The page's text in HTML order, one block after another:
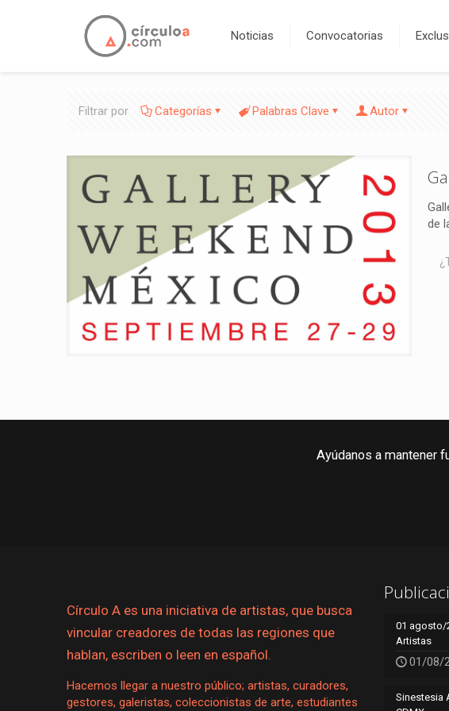
Noticias Convocatorias
Filtrar por Categorías Palabras Clave Autor
de
Ayúdanos a mantener
Círculo A es una iniciativa de artistas, que busca
vincular creadores de todas las regiones que
hablan, escriben o leen en español.
Hacemos llegar a nuestro público; artistas, curadores,
gestores, galeristas, coleccionistas de arte, estudiantes
01 agosto/
Artistas
01/08/
Sinestesia